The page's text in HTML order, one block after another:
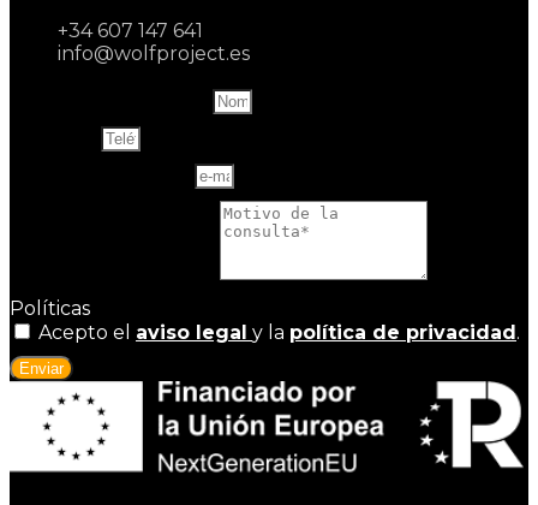
+34 607 147 641
info@wolfproject.es
Políticas
Acepto el aviso legal y la política de privacidad.
Enviar